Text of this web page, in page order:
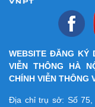
WEBSITE ĐĂNG KÝ
VIỄN THÔNG HÀ
CHÍNH VIỄN THÔNG
Địa chỉ trụ sở: Số 75,